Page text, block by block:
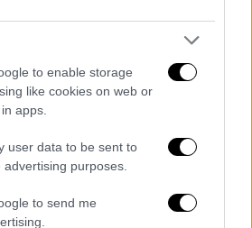
to enable storage
like cookies on web or
apps.
user data to be sent to
purposes.
to send me
Συνελήφθη ο
στην
κυλικείου
στο σπίτι φίλης του